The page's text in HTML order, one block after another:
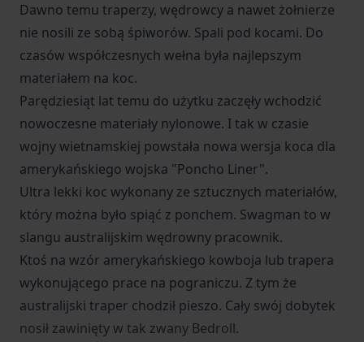
Dawno temu traperzy, wędrowcy a nawet żołnierze
nie nosili ze sobą śpiworów. Spali pod kocami. Do
czasów współczesnych wełna była najlepszym
materiałem na koc.
Parędziesiąt lat temu do użytku zaczęły wchodzić
nowoczesne materiały nylonowe. I tak w czasie
wojny wietnamskiej powstała nowa wersja koca dla
amerykańskiego wojska "Poncho Liner".
Ultra lekki koc wykonany ze sztucznych materiałów,
który można było spiąć z ponchem. Swagman to w
slangu australijskim wędrowny pracownik.
Ktoś na wzór amerykańskiego kowboja lub trapera
wykonującego prace na pograniczu. Z tym że
australijski traper chodził pieszo. Cały swój dobytek
nosił zawinięty w tak zwany Bedroll.